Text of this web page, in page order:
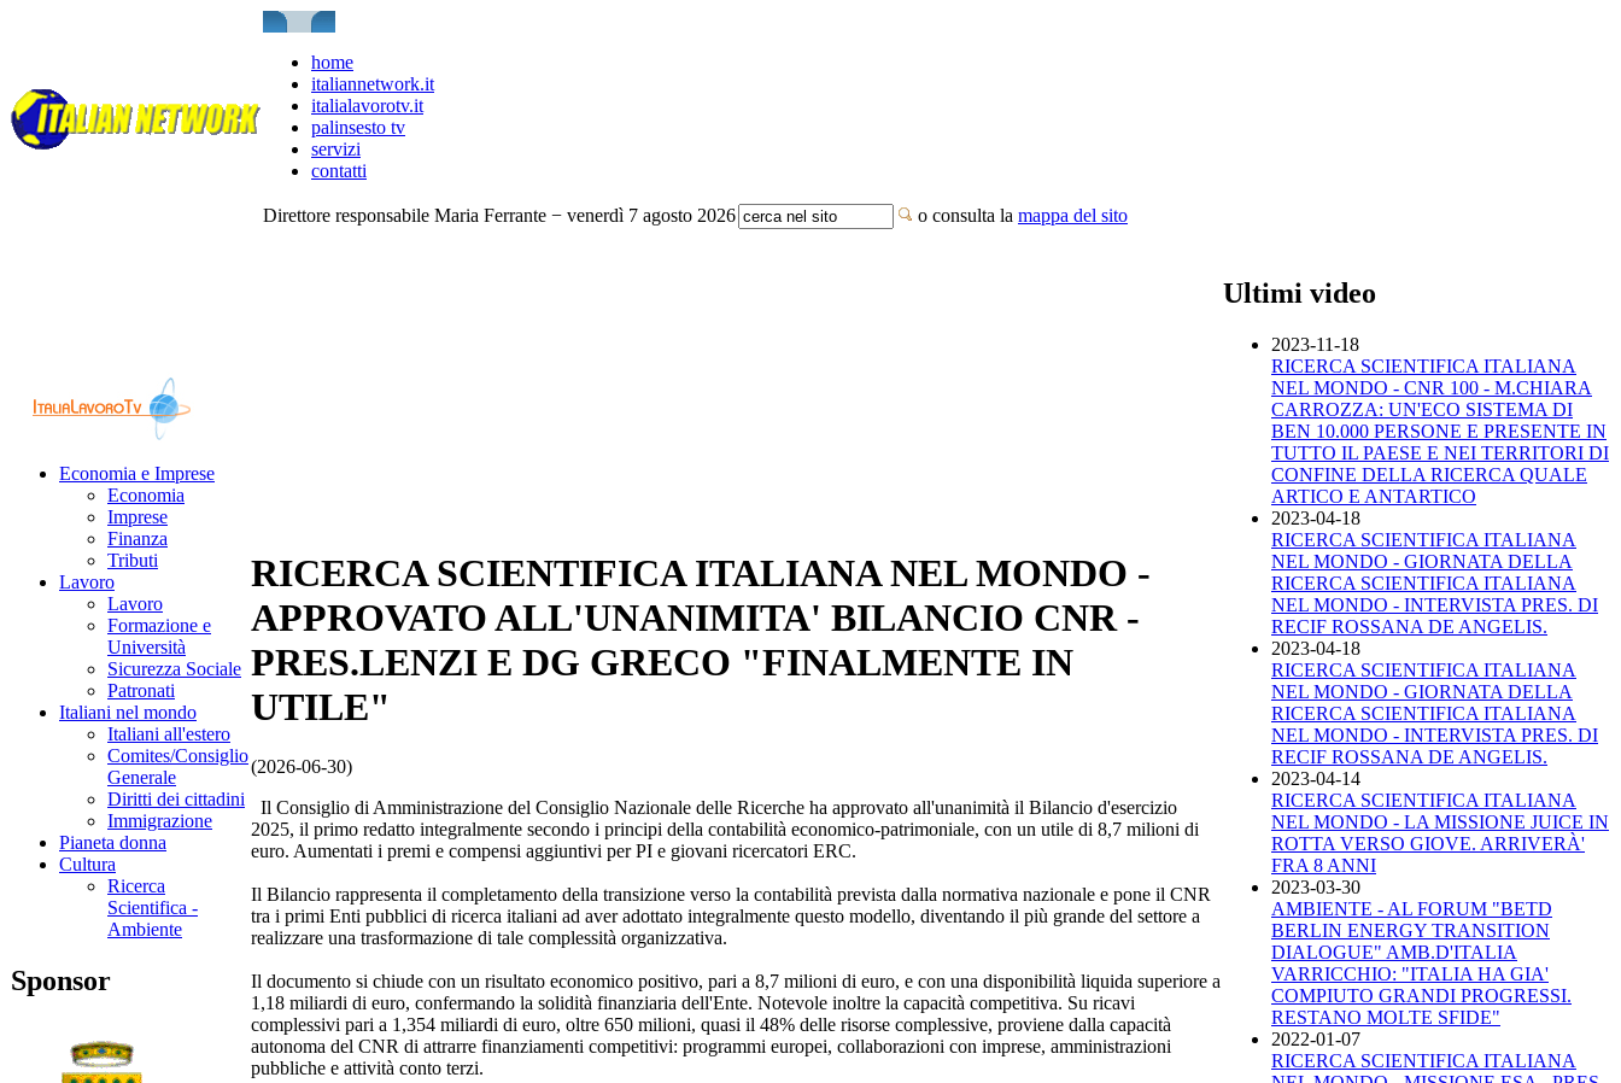
home
italiannetwork.it
italialavorotv.it
palinsesto tv
servizi
contatti
Direttore responsabile Maria Ferrante − venerdì 7 agosto 2026 o consulta la mappa del sito
Economia e Imprese
Economia
Imprese
Finanza
Tributi
Lavoro
Lavoro
Formazione e
Università
Sicurezza Sociale
Patronati
Italiani nel mondo
Italiani all'estero
Comites/Consiglio
Generale
Diritti dei cittadini
Immigrazione
Pianeta donna
Cultura
Ricerca
Scientifica -
Ambiente
Sponsor
RICERCA SCIENTIFICA ITALIANA NEL MONDO -
APPROVATO ALL'UNANIMITA' BILANCIO CNR -
PRES.LENZI E DG GRECO "FINALMENTE IN
UTILE"
(2026-06-30)
Il Consiglio di Amministrazione del Consiglio Nazionale delle Ricerche ha approvato all'unanimità il Bilancio d'esercizio
2025, il primo redatto integralmente secondo i principi della contabilità economico-patrimoniale, con un utile di 8,7 milioni di
euro. Aumentati i premi e compensi aggiuntivi per PI e giovani ricercatori ERC.
Il Bilancio rappresenta il completamento della transizione verso la contabilità prevista dalla normativa nazionale e pone il CNR
tra i primi Enti pubblici di ricerca italiani ad aver adottato integralmente questo modello, diventando il più grande del settore a
realizzare una trasformazione di tale complessità organizzativa.
Il documento si chiude con un risultato economico positivo, pari a 8,7 milioni di euro, e con una disponibilità liquida superiore a
1,18 miliardi di euro, confermando la solidità finanziaria dell'Ente. Notevole inoltre la capacità competitiva. Su ricavi
complessivi pari a 1,354 miliardi di euro, oltre 650 milioni, quasi il 48% delle risorse complessive, proviene dalla capacità
autonoma del CNR di attrarre finanziamenti competitivi: programmi europei, collaborazioni con imprese, amministrazioni
pubbliche e attività conto terzi.
Ultimi video
2023-11-18
RICERCA SCIENTIFICA ITALIANA
NEL MONDO - CNR 100 - M.CHIARA
CARROZZA: UN'ECO SISTEMA DI
BEN 10.000 PERSONE E PRESENTE IN
TUTTO IL PAESE E NEI TERRITORI DI
CONFINE DELLA RICERCA QUALE
ARTICO E ANTARTICO
2023-04-18
RICERCA SCIENTIFICA ITALIANA
NEL MONDO - GIORNATA DELLA
RICERCA SCIENTIFICA ITALIANA
NEL MONDO - INTERVISTA PRES. DI
RECIF ROSSANA DE ANGELIS.
2023-04-18
RICERCA SCIENTIFICA ITALIANA
NEL MONDO - GIORNATA DELLA
RICERCA SCIENTIFICA ITALIANA
NEL MONDO - INTERVISTA PRES. DI
RECIF ROSSANA DE ANGELIS.
2023-04-14
RICERCA SCIENTIFICA ITALIANA
NEL MONDO - LA MISSIONE JUICE IN
ROTTA VERSO GIOVE. ARRIVERÀ'
FRA 8 ANNI
2023-03-30
AMBIENTE - AL FORUM "BETD
BERLIN ENERGY TRANSITION
DIALOGUE" AMB.D'ITALIA
VARRICCHIO: "ITALIA HA GIA'
COMPIUTO GRANDI PROGRESSI.
RESTANO MOLTE SFIDE"
2022-01-07
RICERCA SCIENTIFICA ITALIANA